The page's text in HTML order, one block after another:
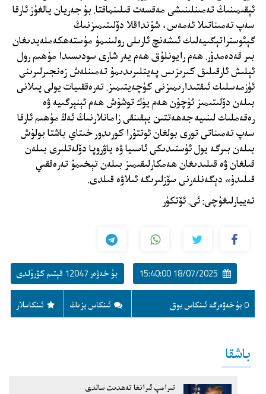
ئېقىمىنىڭ تەمىنلىنىشى مەقسەت قىلىنماقتا. بۇ جەريان يالغۇز ئارقا
سەپ تەمىناتىلائەمەس، شۇنداقلا دۆلىتىمىزنىڭ
گېئوستراتېگىيەلىك ئىشەنچ ئارىلى رولىنىمۇ مۇستەھكەملەيدىغان
بىر قەدەمدۇر. ھەم رايونلۇق ھەم يەر شارى سودىسىدا مۇھىم رول
ئېلىش ئارقىلىق كىرىزىس پەيتلىرىدىمۇ تەمىنلەش زەنجىرلىرىنى
ئۈزمەسلىك ئىقتىدارىمىزنى كۈچەيتىمىز. تەرەققىيات يولى پىلانى
بىلەن دۆلىتىمىز ئۈچۈن ھەم يۈك توشۇش ھەم ئېنېرگىيە ۋە
رەقەملىك لىنىيە جەھەتتىن يېقىنقى زامانلارنىڭ ئەڭ مۇھىمئارقا
سەپ تەمىناتىتورى بولغان ئوتتۇرا كورىدور خىتاي باشتا بولۇش
بىلەن بىرگە يول ئۈستىدىكى ئاسىيا ۋە ياۋروپا دۆلەتلىرى بىلەن
قىلغان ۋە قىلىدىغان ھەمكارلىقىمىز بىلەن تېخىمۇ تەرەققىي
قىلىدۇ» دېگەنلەرنى سۆزلىرىگە ئىلاۋە قىلدى.
تەييارلىغۇچى: ئى. ئۆتكۈر
بۇ خەۋەر 12047 قېتىم كۆرۈلدى 18/07/2025 15:40:00
ئىنكاسلار ئىنكاس يزىڭ 0 بۇ خەۋەرگە ئىنكاس يوق
باشقا
تىرامپ ئىرانغا تەھدىت سالدى